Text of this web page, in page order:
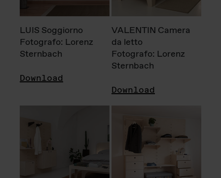
LUIS Soggiorno
Fotografo: Lorenz
Sternbach
Download
VALENTIN Camera
da letto
Fotografo: Lorenz
Sternbach
Download